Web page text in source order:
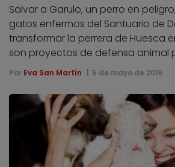
Salvar a Garulo, un perro en
gatos enfermos del Santuario de
transformar la perrera de Huesca
son proyectos de defensa animal
Por Eva San Martín 5 de mayo de 2016